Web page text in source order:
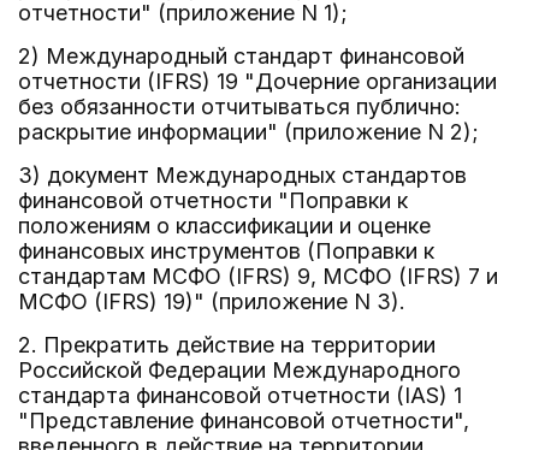
отчетности" (приложение N 1);
2) Международный стандарт финансовой
отчетности (IFRS) 19 "Дочерние организации
без обязанности отчитываться публично:
раскрытие информации" (приложение N 2);
3) документ Международных стандартов
финансовой отчетности "Поправки к
положениям о классификации и оценке
финансовых инструментов (Поправки к
стандартам МСФО (IFRS) 9, МСФО (IFRS) 7 и
МСФО (IFRS) 19)" (приложение N 3).
2. Прекратить действие на территории
Российской Федерации Международного
стандарта финансовой отчетности (IAS) 1
"Представление финансовой отчетности",